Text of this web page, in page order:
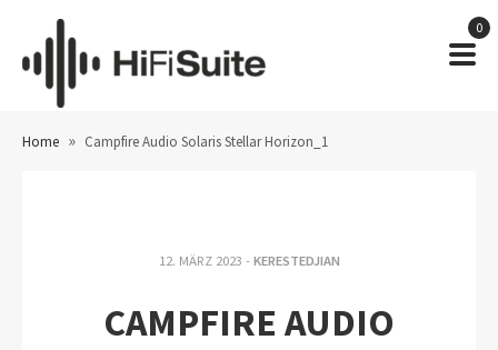
0
Home » Campfire Audio Solaris Stellar Horizon_1
12. MÄRZ 2023 - KERESTEDJIAN
CAMPFIRE AUDIO